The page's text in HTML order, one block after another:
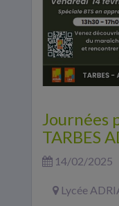
Journées
TARBES
14/02/2025
Lycée